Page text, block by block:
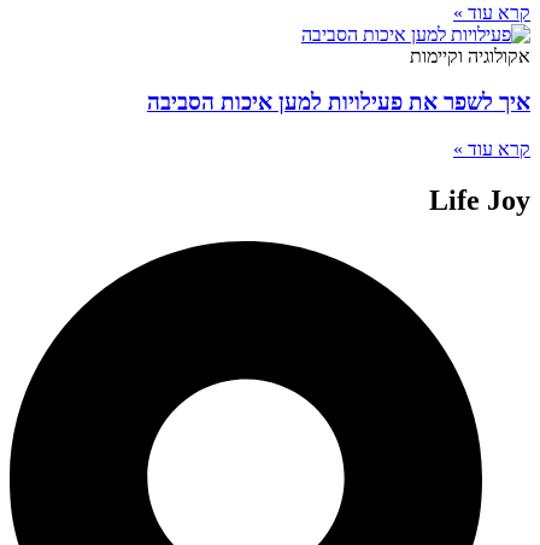
קרא עוד »
אקולוגיה וקיימות
איך לשפר את פעילויות למען איכות הסביבה
קרא עוד »
Life Joy